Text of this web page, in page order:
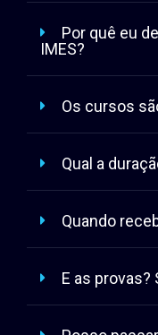
Por quê eu
IMES?
Os cursos
Qual a
Quando
E as provas?